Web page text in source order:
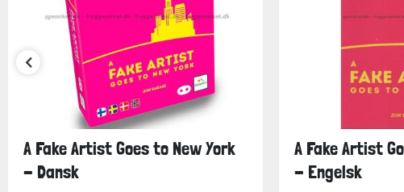
A Fake Artist Goes to New York
- Dansk
A Fake Artist
- Engelsk